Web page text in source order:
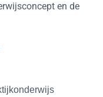
en de